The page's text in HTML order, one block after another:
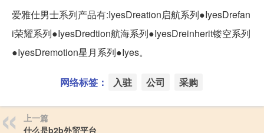
爱雅仕男士系列产品有:IyesDreation启航系列●IyesDrefan
i荣耀系列●IyesDredtion航海系列●IyesDreinherit镂空系列
●IyesDremotion星月系列●Iyes。
网络标签： 入驻 公司 采购
上一篇
什么是b2b外贸平台